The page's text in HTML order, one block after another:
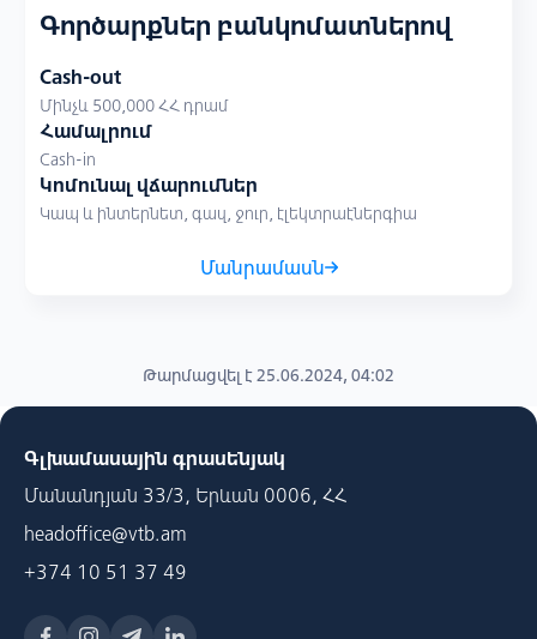
Գործարքներ բանկոմատներով
Cash-out
Մինչև 500,000 ՀՀ դրամ
Համալրում
Cash-in
Կոմունալ վճարումներ
Կապ և ինտերնետ, գազ, ջուր, էլեկտրաէներգիա
Մանրամասն
Թարմացվել է 25.06.2024, 04:02
Գլխամասային գրասենյակ
Մանանդյան 33/3, Երևան 0006, ՀՀ
headoffice@vtb.am
+374 10 51 37 49